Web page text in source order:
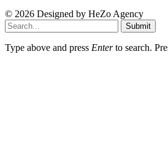
© 2026 Designed by HeZo Agency
Submit
Type above and press Enterto search.